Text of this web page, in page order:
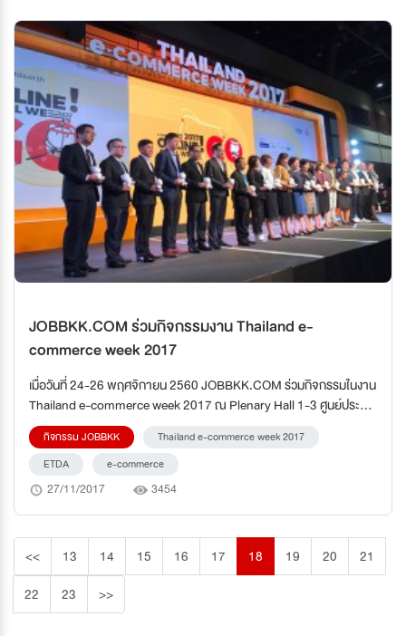
JOBBKK.COM ร่วมกิจกรรมงาน Thailand e-
commerce week 2017
เมื่อวันที่ 24-26 พฤศจิกายน 2560 JOBBKK.COM ร่วมกิจกรรมในงาน
Thailand e-commerce week 2017 ณ Plenary Hall 1-3 ศูนย์ประชุม
แห่งชาติสิริกิติ์ จัดโดย สำนักพัฒนาธุรกรรมทางอิเล็กทรอนิกส์ (องค์การ
มหาชน) เพื่อเป็นแรงผลักดันในการส่งเสริมการเจริญเติบโตด้านตลาดอี
คอมเมิร์ชภายในประเทศ และพัฒนาไปสู่ต่างประเทศได้อย่างยั่งยืน
กิจกรรม JOBBKK
Thailand e-commerce week 2017
ETDA
e-commerce
27/11/2017 3454
<< 13 14 15 16 17 18 19 20
21
22
23 >>